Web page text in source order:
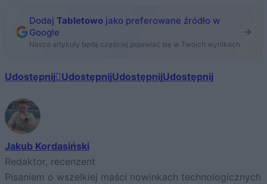
Dodaj Tabletowo jako preferowane źródło w
Google
Nasze artykuły będą częściej pojawiać się w Twoich wynikach
Udostępnij UdostępnijUdostępnijUdostępnij
Jakub Kordasiński
Redaktor, recenzent
Pisaniem o wszelkiej maści nowinkach technologicznych